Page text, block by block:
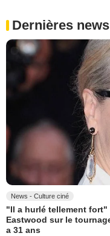
Dernières news
News - Culture ciné
"Il a hurlé tellement fort"
Eastwood sur le
a 31 ans